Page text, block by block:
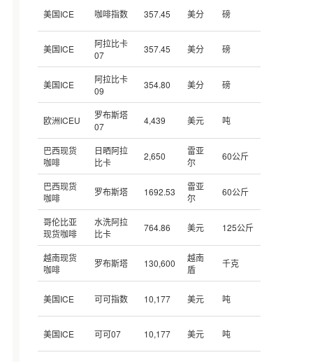
美国ICE 咖啡指数 357.45 美分 磅
美国ICE
阿拉比卡
07
357.45 美分 磅
美国ICE
阿拉比卡
09
354.80 美分 磅
欧洲ICEU
罗布斯塔
07
4,439 美元 吨
巴西现货
咖啡
日晒阿拉
比卡
2,650
雷亚
尔
60公斤
巴西现货
咖啡
罗布斯塔 1692.53
雷亚
尔
60公斤
哥伦比亚
现货咖啡
水洗阿拉
比卡
764.86 美元 125公斤
越南现货
咖啡
罗布斯塔 130,600
越南
盾
千克
美国ICE 可可指数 10,177 美元 吨
美国ICE 可可07 10,177 美元 吨